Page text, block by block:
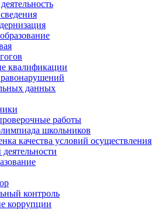
квалификации
данных
работы
школьников
качества условий осуществления
деятельности
контроль
коррупции